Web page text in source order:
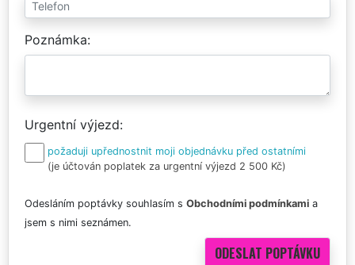
Poznámka
Urgentní výjezd
požaduji upřednostnit moji objednávku před ostatními
(je účtován poplatek za urgentní výjezd 2 500 Kč)
Odesláním poptávky souhlasím s Obchodními podmínkami a
jsem s nimi seznámen.